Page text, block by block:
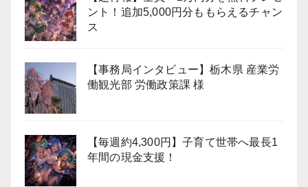
ント！追加5,000円分ももらえるチャン
ス
【事務局インタビュー】栃木県 産業労
働観光部 労働政策課 様
【毎週約4,300円】子育て世帯へ最長1
年間の現金支援！